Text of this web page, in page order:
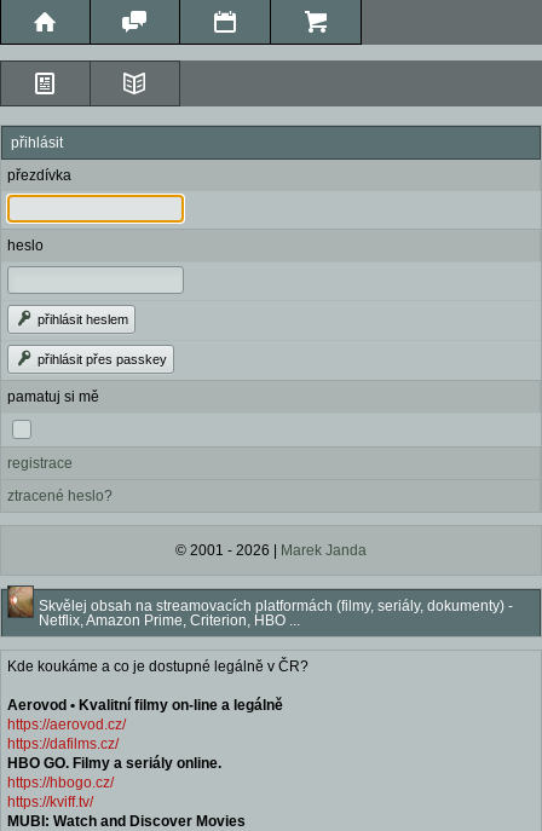
přihlásit
přezdívka
heslo
přihlásit heslem
přihlásit přes passkey
pamatuj si mě
registrace
ztracené heslo?
© 2001 - 2026 | Marek Janda
Skvělej obsah na streamovacích platformách (filmy, seriály, dokumenty) -
Netflix, Amazon Prime, Criterion, HBO ...
Kde koukáme a co je dostupné legálně v ČR?
Aerovod • Kvalitní filmy on-line a legálně
https://aerovod.cz/
https://dafilms.cz/
HBO GO. Filmy a seriály online.
https://hbogo.cz/
https://kviff.tv/
MUBI: Watch and Discover Movies